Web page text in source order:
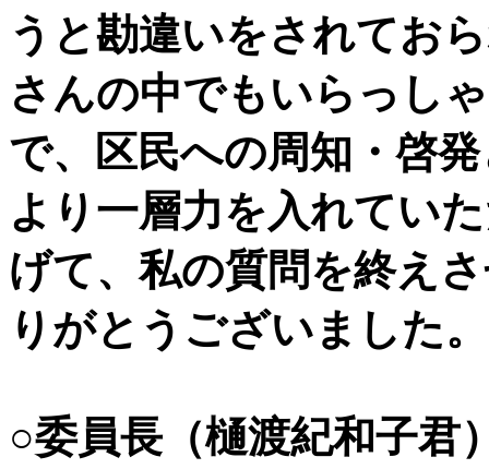
うと勘違いをされてお
さんの中でもいらっし
で、区民への周知・啓
より一層力を入れてい
げて、私の質問を終え
りがとうございました。
○委員長（樋渡紀和子